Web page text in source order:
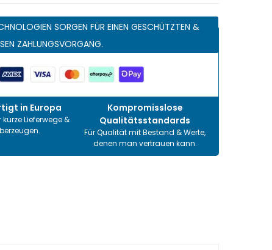
SORGEN FÜR EINEN GESCHÜTZTEN &
ZAHLUNGSVORGANG.
in Europa
Lieferwege &
Kompromisslose
Qualitätsstandards
Für Qualität mit Bestand & Werte,
denen man vertrauen kann.